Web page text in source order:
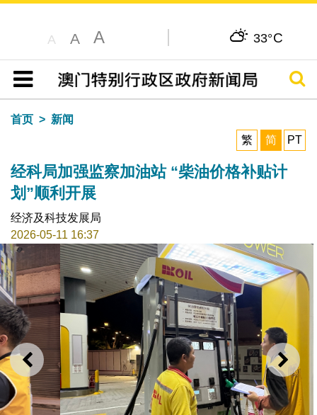
A A A 33°C
目录
搜寻
首页
新闻
繁
简 PT
经科局加强监察加油站 “柴油价格补贴计
划”顺利开展
经济及科技发展局
2026-05-11 16:37
上一则 下一